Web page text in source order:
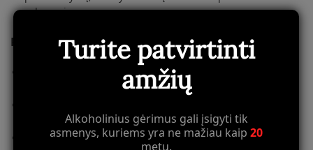
sąlygomis.
Praktiškos savybės:
Ištraukiamos medinės lentynėlės : 3 ištraukiamos
lentynėlės leidžia lengvai pasiekti bet kurį butelį.
bet kokius netikėtus temperatūros pokyčius ar klaidas.
Papildoma drėgmės kontrolė : Vandens talpykla užtikrina
Turite patvirtinti
amžių
Alkoholinius gėrimus gali įsigyti tik
asmenys, kuriems yra ne mažiau kaip20
metų.